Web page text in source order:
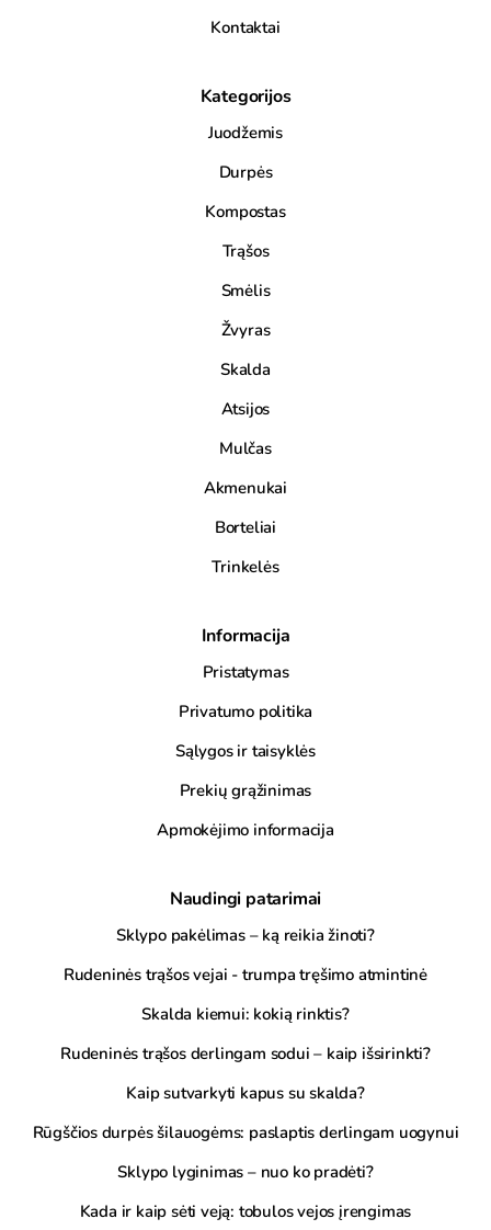
Kontaktai
Kategorijos
Juodžemis
Durpės
Kompostas
Trąšos
Smėlis
Žvyras
Skalda
Atsijos
Mulčas
Akmenukai
Borteliai
Trinkelės
Informacija
Pristatymas
Privatumo politika
Sąlygos ir taisyklės
Prekių grąžinimas
Apmokėjimo informacija
Naudingi patarimai
Sklypo pakėlimas – ką reikia žinoti?
Rudeninės trąšos vejai - trumpa tręšimo atmintinė
Skalda kiemui: kokią rinktis?
Rudeninės trąšos derlingam sodui – kaip išsirinkti?
Kaip sutvarkyti kapus su skalda?
Rūgščios durpės šilauogėms: paslaptis derlingam uogynui
Sklypo lyginimas – nuo ko pradėti?
Kada ir kaip sėti veją: tobulos vejos įrengimas